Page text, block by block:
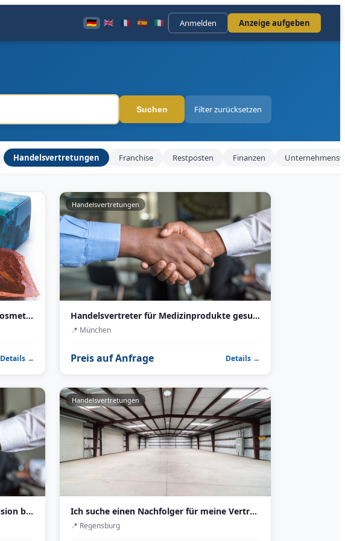
Anmelden Anzeige aufgeben
Suchen Filter zurücksetzen
Handelsvertretungen Franchise Restposten Finanzen
Biete Handelsvertretung: Premium-Kosmetik aus Italien
Details →
Handelsvertretungen
Handelsvertreter für Medizinprodukte gesucht – Bayern
📍 München
Preis auf Anfrage Details →
Medizinprodukte Bayern/BW — Provision bis 12 %, Muster gestellt, sofort startbereit
Handelsvertretungen
Ich suche einen Nachfolger für meine Vertretung — 18 Jahre aufgebaut, 120.000 € Jahresprovision
📍 Regensburg